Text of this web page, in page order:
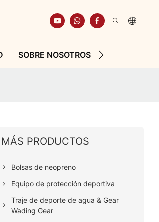
SOBRE NOSOTROS
MÁS PRODUCTOS
Bolsas de neopreno
Equipo de protección deportiva
Traje de deporte de agua & Gear
Wading Gear